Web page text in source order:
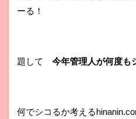
ーる！
題して 今年管理人が何度も
何でシコるか考える